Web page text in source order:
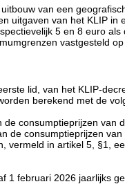
van een
uitgaven van het KLIP
5 en 8 euro
vastgesteld
lid, van het KLIP-
berekend met de
consumptieprijzen van
de consumptieprijzen
in artikel 5, §1,
1 februari 2026 jaarlijks